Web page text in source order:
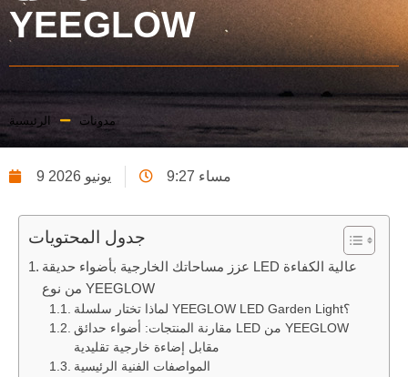
YEEGLOW
الرئيسية مدونات
9 يونيو 2026 9:27 مساء
جدول المحتويات
عزز مساحاتك الخارجية بأضواء حديقة LED عالية الكفاءة
من نوع YEEGLOW
لماذا تختار سلسلة YEEGLOW LED Garden Light؟
مقارنة المنتجات: أضواء حدائق LED من YEEGLOW
مقابل إضاءة خارجية تقليدية
المواصفات الفنية الرئيسية